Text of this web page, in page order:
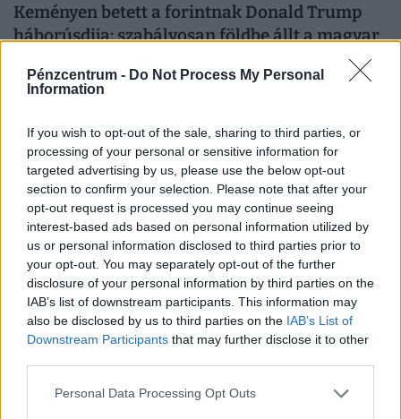
Pénzcentrum - Do Not Process My Personal
Information
If you wish to opt-out of the sale, sharing to third parties, or
processing of your personal or sensitive information for
targeted advertising by us, please use the below opt-out
section to confirm your selection. Please note that after your
opt-out request is processed you may continue seeing
interest-based ads based on personal information utilized by
us or personal information disclosed to third parties prior to
your opt-out. You may separately opt-out of the further
disclosure of your personal information by third parties on the
IAB’s list of downstream participants. This information may
also be disclosed by us to third parties on the IAB’s List of
Downstream Participants that may further disclose it to other
Personal Data Processing Opt Outs
Keményen betett a forintnak Donald Trump
háborúsdija: szabályosan földbe állt a magyar
A fegyveres konfliktus azonnal éreztette hatását a
Lehalt az OTP rendszere szerda délelőtt, nem
működtek a bankkártyák, terminálok: